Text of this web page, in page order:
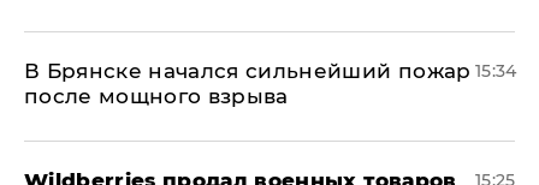
В Брянске начался сильнейший пожар
после мощного взрыва
15:34
​Wildberries продал военных товаров
15:25